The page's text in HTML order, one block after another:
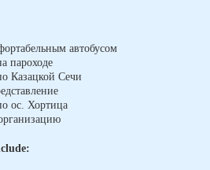
автобусом
пароходе
Казацкой Сечи
ос. Хортица